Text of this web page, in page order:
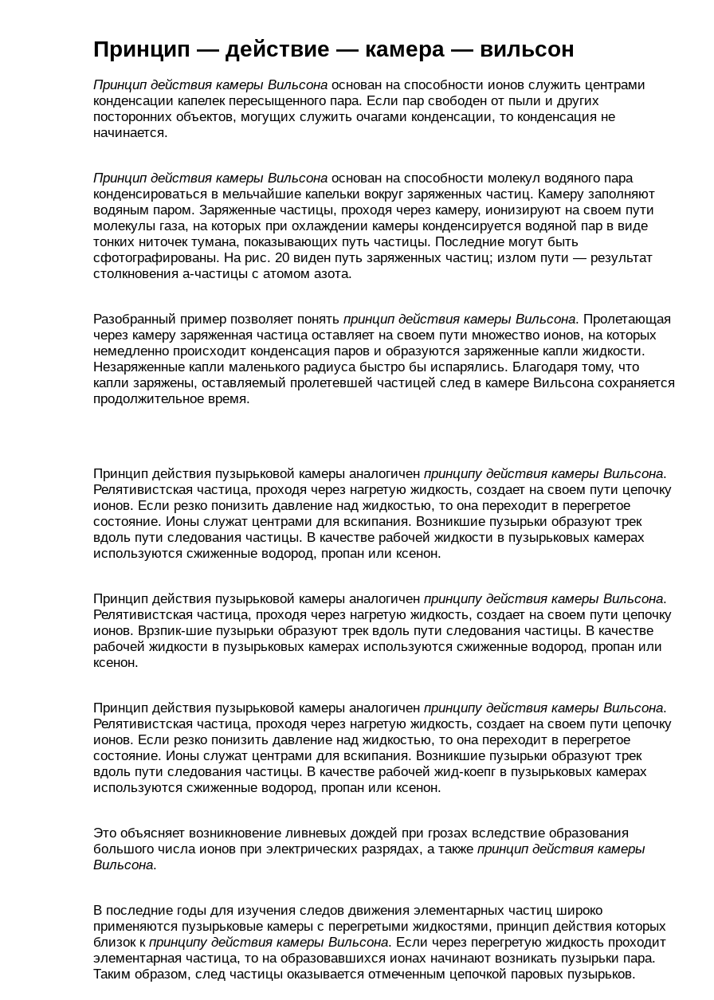
Принцип — действие — камера — вильсон
Принцип действия камеры Вильсона основан на способности ионов служить центрами
конденсации капелек пересыщенного пара. Если пар свободен от пыли и других
посторонних объектов, могущих служить очагами конденсации, то конденсация не
начинается.
Принцип действия камеры Вильсона основан на способности молекул водяного пара
конденсироваться в мельчайшие капельки вокруг заряженных частиц. Камеру заполняют
водяным паром. Заряженные частицы, проходя через камеру, ионизируют на своем пути
молекулы газа, на которых при охлаждении камеры конденсируется водяной пар в виде
тонких ниточек тумана, показывающих путь частицы. Последние могут быть
сфотографированы. На рис. 20 виден путь заряженных частиц; излом пути — результат
столкновения а-частицы с атомом азота.
Разобранный пример позволяет понять принцип действия камеры Вильсона. Пролетающая
через камеру заряженная частица оставляет на своем пути множество ионов, на которых
немедленно происходит конденсация паров и образуются заряженные капли жидкости.
Незаряженные капли маленького радиуса быстро бы испарялись. Благодаря тому, что
капли заряжены, оставляемый пролетевшей частицей след в камере Вильсона сохраняется
продолжительное время.
Принцип действия пузырьковой камеры аналогичен принципу действия камеры Вильсона.
Релятивистская частица, проходя через нагретую жидкость, создает на своем пути цепочку
ионов. Если резко понизить давление над жидкостью, то она переходит в перегретое
состояние. Ионы служат центрами для вскипания. Возникшие пузырьки образуют трек
вдоль пути следования частицы. В качестве рабочей жидкости в пузырьковых камерах
используются сжиженные водород, пропан или ксенон.
Принцип действия пузырьковой камеры аналогичен принципу действия камеры Вильсона.
Релятивистская частица, проходя через нагретую жидкость, создает на своем пути цепочку
ионов. Врзпик-шие пузырьки образуют трек вдоль пути следования частицы. В качестве
рабочей жидкости в пузырьковых камерах используются сжиженные водород, пропан или
ксенон.
Принцип действия пузырьковой камеры аналогичен принципу действия камеры Вильсона.
Релятивистская частица, проходя через нагретую жидкость, создает на своем пути цепочку
ионов. Если резко понизить давление над жидкостью, то она переходит в перегретое
состояние. Ионы служат центрами для вскипания. Возникшие пузырьки образуют трек
вдоль пути следования частицы. В качестве рабочей жид-коепг в пузырьковых камерах
используются сжиженные водород, пропан или ксенон.
Это объясняет возникновение ливневых дождей при грозах вследствие образования
большого числа ионов при электрических разрядах, а также принцип действия камеры
Вильсона.
В последние годы для изучения следов движения элементарных частиц широко
применяются пузырьковые камеры с перегретыми жидкостями, принцип действия которых
близок кпринципу действия камеры Вильсона. Если через перегретую жидкость проходит
элементарная частица, то на образовавшихся ионах начинают возникать пузырьки пара.
Таким образом, след частицы оказывается отмеченным цепочкой паровых пузырьков.